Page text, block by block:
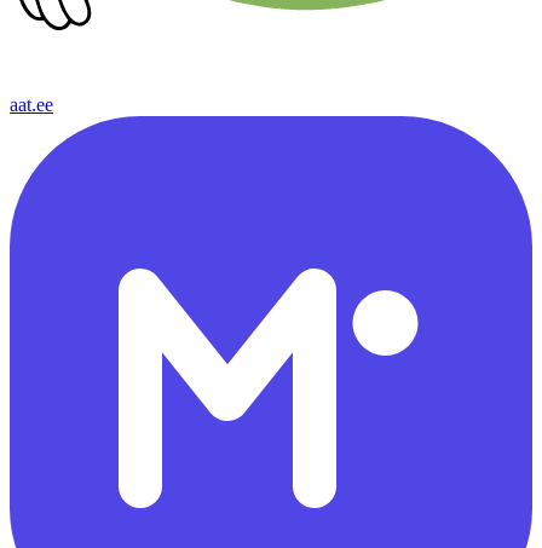
aat.ee